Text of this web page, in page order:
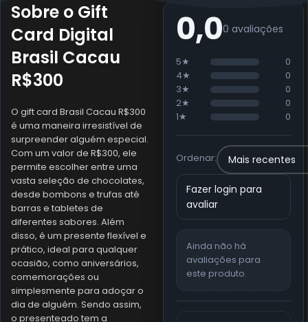
Sobre o Gift
Card Digital
Brasil Cacau
R$300
O gift card Brasil Cacau R$300
é uma maneira irresistível de
surpreender alguém especial.
Com um valor de R$300, ele
permite escolher entre uma
vasta seleção de chocolates,
desde bombons e trufas até
barras e tabletes de
diferentes sabores. Além
disso, é um presente flexível e
prático, ideal para qualquer
ocasião, como aniversários,
comemorações ou
simplesmente para adoçar o
dia de alguém. Sendo assim,
o presenteado tem a
0,00 avaliações
5★
0
4★
0
3★
0
2★
0
1★
0
Ordenar:
Fazer login para
avaliar
Ainda não há
avaliações para
este produto.